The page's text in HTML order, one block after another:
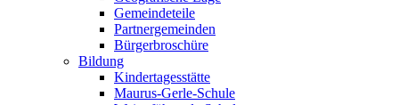
Gemeindeteile
Partnergemeinden
Bürgerbroschüre
Bildung
Kindertagesstätte
Maurus-Gerle-Schule